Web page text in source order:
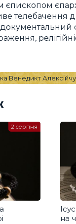
телебачення
Венедикт
2 серпня
на